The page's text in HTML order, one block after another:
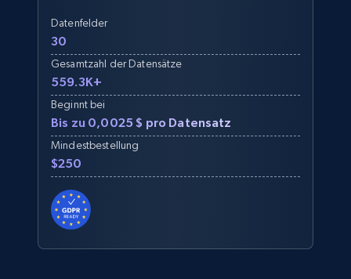
Datenfelder
30
Gesamtzahl der Datensätze
559.3K+
Beginnt bei
Bis zu 0,0025 $ pro Datensatz
Mindestbestellung
$250